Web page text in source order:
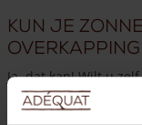
Kun je
Ja, dat kan! Wilt u
per se de ruimte of
gebruiken, dan kunt